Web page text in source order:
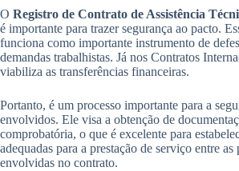
O Registro de Contrato de Assistência
é importante para trazer segurança ao pacto.
funciona como importante instrumento de
demandas trabalhistas. Já nos Contratos
viabiliza as transferências financeiras.
Portanto, é um processo importante para a
envolvidos. Ele visa a obtenção de
comprobatória, o que é excelente para
adequadas para a prestação de serviço entre as
envolvidas no contrato.